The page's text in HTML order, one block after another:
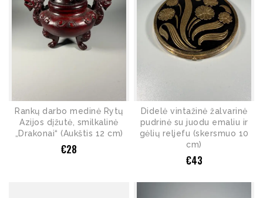
Rankų darbo medinė Rytų
Azijos dįžutė, smilkalinė
„Drakonai“ (Aukštis 12 cm)
€28
Didelė vintažinė žalvarinė
pudrinė su juodu emaliu ir
gėlių reljefu (skersmuo 10
cm)
€43